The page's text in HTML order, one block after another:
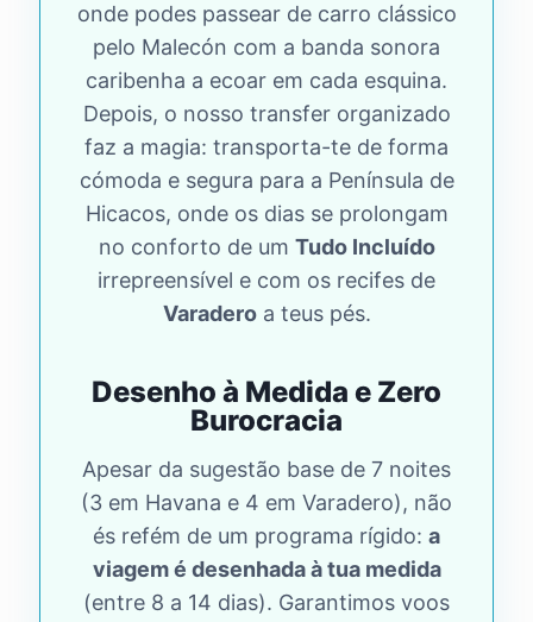
onde podes passear de carro clássico
pelo Malecón com a banda sonora
caribenha a ecoar em cada esquina.
Depois, o nosso transfer organizado
faz a magia: transporta-te de forma
cómoda e segura para a Península de
Hicacos, onde os dias se prolongam
no conforto de um Tudo Incluído
irrepreensível e com os recifes de
Varaderoa teus pés.
Desenho à Medida e Zero
Burocracia
Apesar da sugestão base de 7 noites
(3 em Havana e 4 em Varadero), não
és refém de um programa rígido: a
viagem é desenhada à tua medida
(entre 8 a 14 dias). Garantimos voos